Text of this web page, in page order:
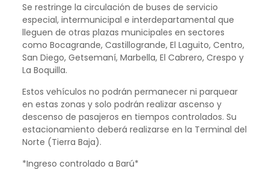
Se restringe la circulación de buses de servicio
especial, intermunicipal e interdepartamental que
lleguen de otras plazas municipales en sectores
como Bocagrande, Castillogrande, El Laguito, Centro,
San Diego, Getsemaní, Marbella, El Cabrero, Crespo y
La Boquilla.
Estos vehículos no podrán permanecer ni parquear
en estas zonas y solo podrán realizar ascenso y
descenso de pasajeros en tiempos controlados. Su
estacionamiento deberá realizarse en la Terminal del
Norte (Tierra Baja).
*Ingreso controlado a Barú*